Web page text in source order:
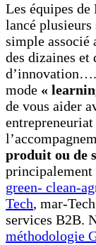
Les équipes de
lancé plusieurs
simple associé
des dizaines et
d’innovation….
mode «
de vous aider
produit ou de
principalement
green- clean-
Tech, mar-
services B2B.
méthodologie